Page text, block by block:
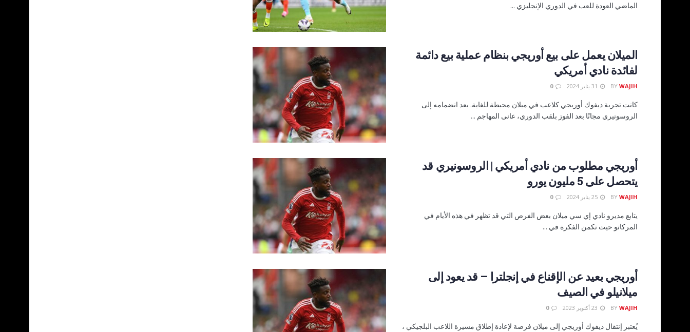
الماضي العودة للعب في الدوري الإنجليزي ...
الميلان يعمل على بيع أوريجي بنظام عملية بيع دائمة
لفائدة نادي أمريكي
BY WAJIH
0
كانت تجربة ديفوك أوريجي كلاعب في ميلان محبطة للغاية. بعد انضمامه إلى
الروسونيري مجانًا بعد الفوز بلقب الدوري، عانى المهاجم ...
أوريجي مطلوب من نادي أمريكي | الروسونيري قد
يتحصل على 5 مليون يورو
BY WAJIH
0
يتابع مديرو نادي إي سي ميلان بعض الفرص التي قد تظهر في هذه الأيام في
المركاتو حيث تكمن الفكرة في ...
أوريجي بعيد عن الإقناع في إنجلترا – قد يعود إلى
ميلانيلو في الصيف
BY WAJIH
0
يُعتبر إنتقال ديفوك أوريجي إلى ميلان فرصة لإعادة إطلاق مسيرة اللاعب البلجيكي ،